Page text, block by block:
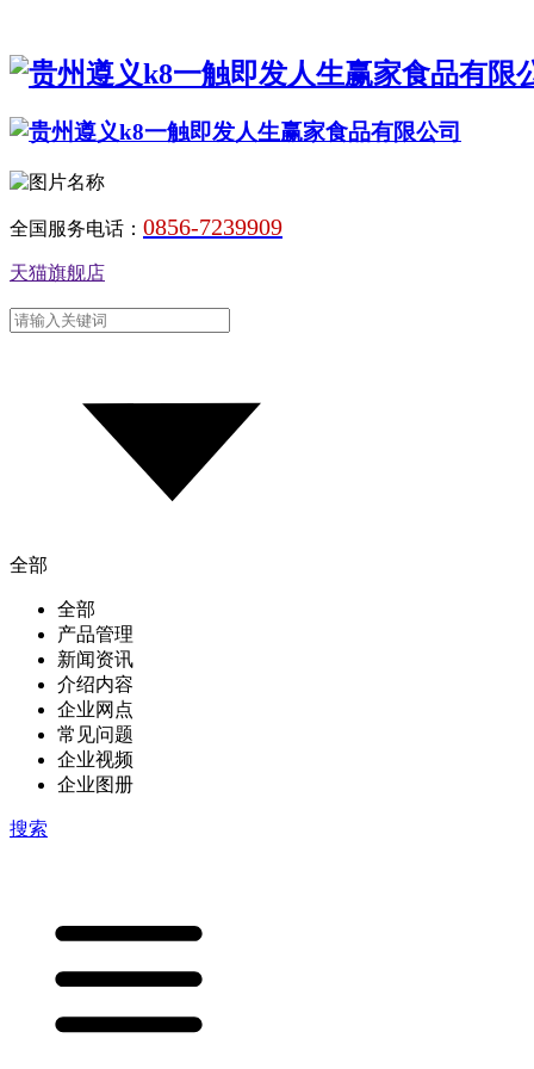
全国服务电话： 0856-7239909
天猫旗舰店
全部
全部
产品管理
新闻资讯
介绍内容
企业网点
常见问题
企业视频
企业图册
搜索